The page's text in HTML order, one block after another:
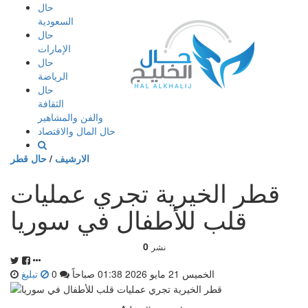
إذهب
المحتوى
حال
السعودية
حال
الإمارات
حال
الرياضة
حال
الثقافة
والفن والمشاهير
حال المال والاقتصاد
الارشيف / حال قطر
قطر الخيرية تجري عمليات
قلب للأطفال في سوريا
0 نشر
الخميس 21 مايو 2026 01:38 صباحاً تبليغ